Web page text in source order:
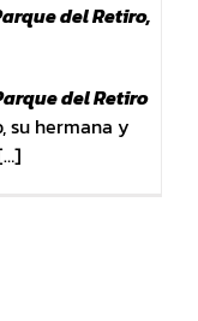
del Retiro,
del Retiro
su hermana y